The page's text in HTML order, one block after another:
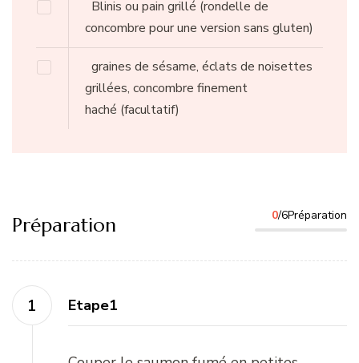
Blinis ou pain grillé (rondelle de
concombre pour une version sans gluten)
graines de sésame, éclats de noisettes
grillées, concombre finement
haché (facultatif)
Préparation 0/6Préparation
Etape1